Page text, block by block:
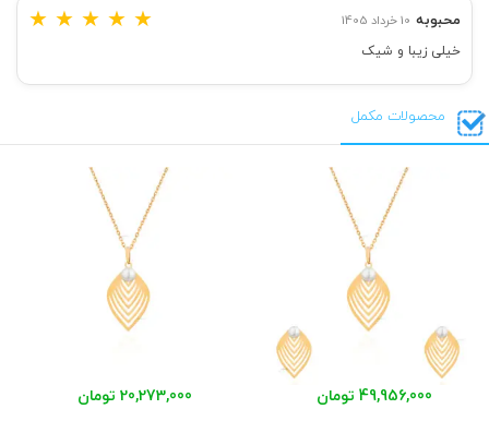
محبوبه 10 خرداد 1405 ★ ★ ★ ★ ★
خیلی زیبا و شیک
محصولات مکمل
49,956,000 تومان 20,273,000 تومان